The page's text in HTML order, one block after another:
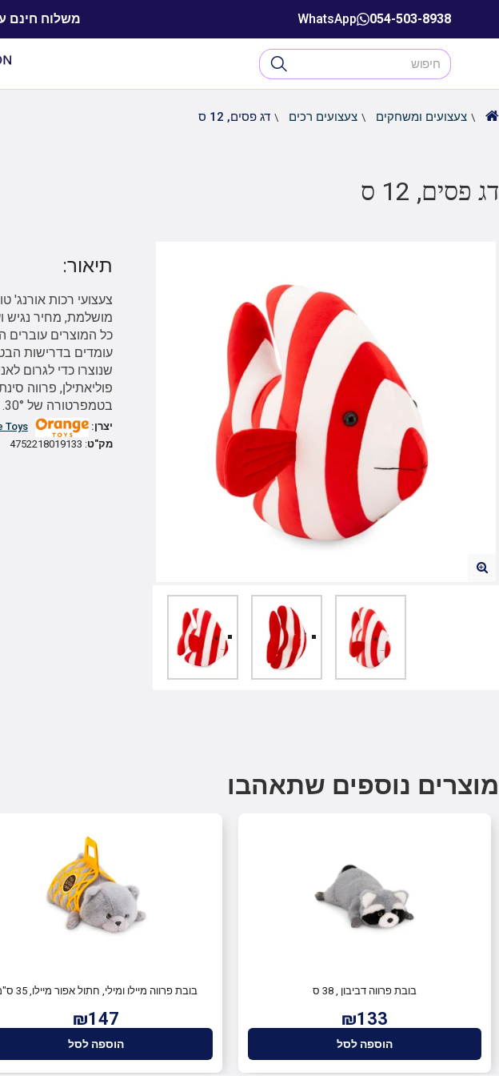
054-503-8938
WhatsApp משלוח חינם עד
צעצועים ומשחקים צעצועים רכים דג פסים, 12 ס
דג פסים, 12 ס
תיאור:
צעצועי רכות אורנג'
מושלמת, מחיר נגיש
כל המוצרים עוברים
עומדים בדרישות
שנוצרו כדי לגרום
פוליאתילן, פרווה
בטמפרטורה של 30°. לילדים מגיל 3 ומעלה.<\/span><\/p>
יצרן:
Toys
מק"ט: 4752218019133
מוצרים נוספים שתאהבו
בובת פרווה מיילו ומילי, חתול אפור מיילו, 35 ס"מ
₪147
הוספה לסל
בובת פרווה דביבון , 38 ס
₪133
הוספה לסל